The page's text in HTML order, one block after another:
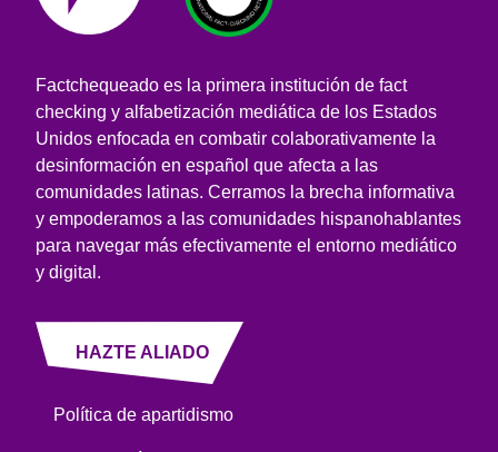
Factchequeado es la primera institución de fact
checking y alfabetización mediática de los Estados
Unidos enfocada en combatir colaborativamente la
desinformación en español que afecta a las
comunidades latinas. Cerramos la brecha informativa
y empoderamos a las comunidades hispanohablantes
para navegar más efectivamente el entorno mediático
y digital.
HAZTE ALIADO
Política de apartidismo